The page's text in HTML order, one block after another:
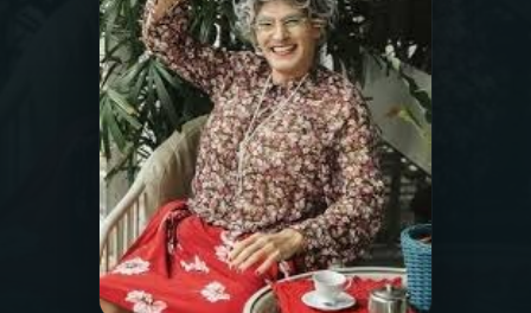
PROGRAMAS
PODCASTS
VIDEOCASTS
ÚLTIMAS